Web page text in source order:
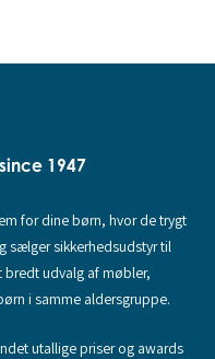
1947
for dine børn, hvor de trygt
sælger sikkerhedsudstyr til
bredt udvalg af møbler,
i samme aldersgruppe.
utallige priser og awards